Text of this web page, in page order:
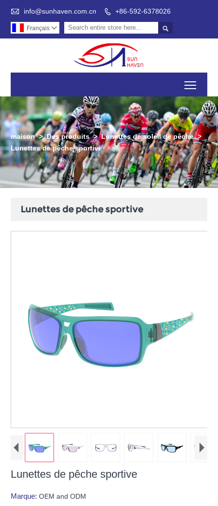
 info@sunhaven.com.cn  +86-592-6378026

Français 
maison > Des produits > Lunettes de soleil de pêche >
Lunettes de pêche sportive
Lunettes de pêche sportive
Lunettes de pêche sportive
Marque:OEM and ODM